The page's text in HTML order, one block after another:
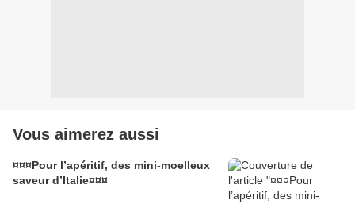
Vous aimerez aussi
¤¤¤Pour l’apéritif, des mini-moelleux
saveur d’Italie¤¤¤